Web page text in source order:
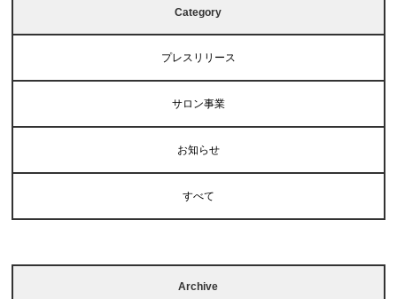
Category
プレスリリース
サロン事業
お知らせ
すべて
Archive